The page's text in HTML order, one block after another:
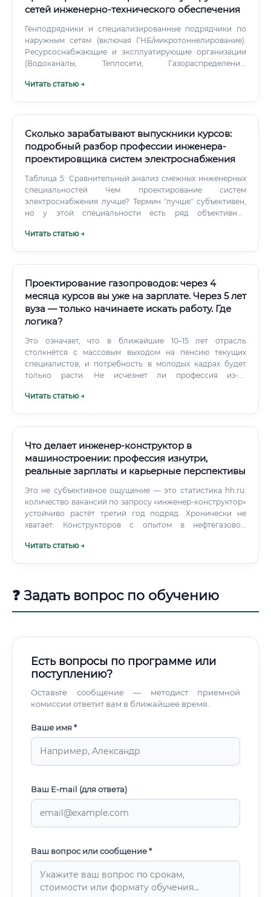
сетей инженерно‑технического обеспечения
Генподрядчики и специализированные подрядчики по
наружным сетям (включая ГНБ/микротоннелирование).
Ресурсоснабжающие и эксплуатирующие организации
(Водоканалы, Теплосети, Газораспределение,
сопровождения ТУ.
Читать статью →
Сколько зарабатывают выпускники курсов:
подробный разбор профессии инженера-
проектировщика систем электроснабжения
Таблица 5: Сравнительный анализ смежных инженерных
специальностей Чем проектирование систем
электроснабжения лучше? Термин "лучше" субъективен,
но у этой специальности есть ряд объективных
основа для работы всех остальных инженерных систем.
Читать статью →
Проектирование газопроводов: через 4
месяца курсов вы уже на зарплате. Через 5 лет
вуза — только начинаете искать работу. Где
логика?
Это означает, что в ближайшие 10–15 лет отрасль
столкнётся с массовым выходом на пенсию текущих
специалистов, и потребность в молодых кадрах будет
только расти. Не исчезнет ли профессия из-за
важный вопрос, который волнует многих.
Читать статью →
Что делает инженер-конструктор в
машиностроении: профессия изнутри,
реальные зарплаты и карьерные перспективы
Это не субъективное ощущение — это статистика hh.ru:
количество вакансий по запросу «инженер-конструктор»
устойчиво растёт третий год подряд. Хронически не
хватает: Конструкторов с опытом в нефтегазовом
оборудованию Конструкторов, умеющих работать с
помогают конструкторам: генеративный дизайн в
Autodesk Fusion, автоматическая оптимизация форм
Читать статью →
❓ Задать вопрос по обучению
Есть вопросы по программе или
поступлению?
Оставьте сообщение — методист приемной
комиссии ответит вам в ближайшее время.
Ваше имя *
Ваш E-mail (для ответа)
Ваш вопрос или сообщение *